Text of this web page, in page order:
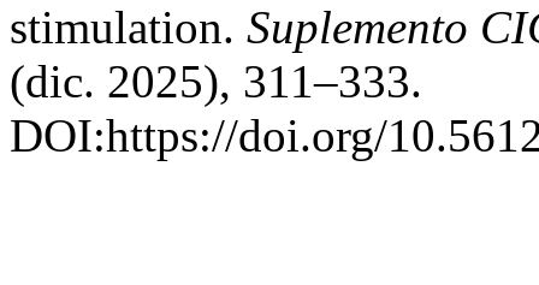
stimulation. Suplemento
(dic. 2025), 311–333.
DOI:https://doi.org/